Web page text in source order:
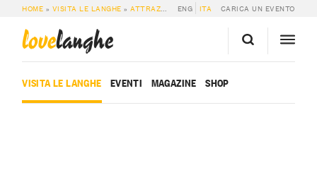
HOME » VISITA LE LANGHE »ATTRAZIONI »ITINERARIO DEL MURAZZANO DOP
ENG ITA CARICA UN EVENTO
lovelanghe
VISITA LE LANGHE EVENTI MAGAZINE SHOP